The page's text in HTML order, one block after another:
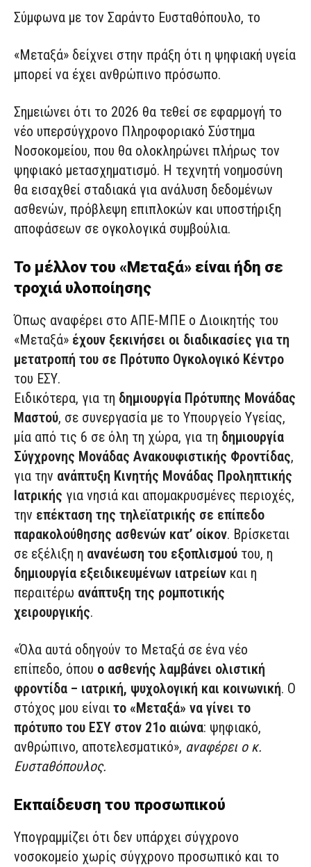
Σύμφωνα με τον Σαράντο Ευσταθόπουλο, το
«Μεταξά» δείχνει στην πράξη ότι η ψηφιακή υγεία
μπορεί να έχει ανθρώπινο πρόσωπο.
Σημειώνει ότι το 2026 θα τεθεί σε εφαρμογή το
νέο υπερσύγχρονο Πληροφοριακό Σύστημα
Νοσοκομείου, που θα ολοκληρώνει πλήρως τον
ψηφιακό μετασχηματισμό. Η τεχνητή νοημοσύνη
θα εισαχθεί σταδιακά για ανάλυση δεδομένων
ασθενών, πρόβλεψη επιπλοκών και υποστήριξη
αποφάσεων σε ογκολογικά συμβούλια.
Το μέλλον του «Μεταξά» είναι ήδη σε
τροχιά υλοποίησης
Όπως αναφέρει στο ΑΠΕ-ΜΠΕ ο Διοικητής του
«Μεταξά» έχουν ξεκινήσει οι διαδικασίες για τη
μετατροπή του σε Πρότυπο Ογκολογικό Κέντρο
του ΕΣΥ.
Ειδικότερα, για τη δημιουργία Πρότυπης Μονάδας
Μαστού, σε συνεργασία με το Υπουργείο Υγείας,
μία από τις 6 σε όλη τη χώρα, για τη δημιουργία
Σύγχρονης Μονάδας Ανακουφιστικής Φροντίδας,
για την ανάπτυξη Κινητής Μονάδας Προληπτικής
Ιατρικής για νησιά και απομακρυσμένες περιοχές,
την επέκταση της τηλεϊατρικής σε επίπεδο
παρακολούθησης ασθενών κατ’ οίκον. Βρίσκεται
σε εξέλιξη η ανανέωση του εξοπλισμού του, η
δημιουργία εξειδικευμένων ιατρείων και η
περαιτέρω ανάπτυξη της ρομποτικής
χειρουργικής.
«Όλα αυτά οδηγούν το Μεταξά σε ένα νέο
επίπεδο, όπου ο ασθενής λαμβάνει ολιστική
φροντίδα – ιατρική, ψυχολογική και κοινωνική. Ο
στόχος μου είναι το «Μεταξά» να γίνει το
πρότυπο του ΕΣΥ στον 21ο αιώνα: ψηφιακό,
ανθρώπινο, αποτελεσματικό», αναφέρει ο κ.
Ευσταθόπουλος.
Εκπαίδευση του προσωπικού
Υπογραμμίζει ότι δεν υπάρχει σύγχρονο
νοσοκομείο χωρίς σύγχρονο προσωπικό και το